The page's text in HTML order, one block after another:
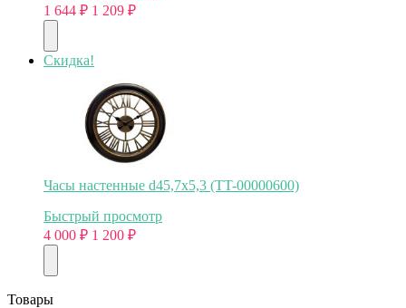
1 644 ₽ 1 209 ₽
Скидка!
Часы настенные d45,7х5,3 (TT-00000600)
Быстрый просмотр
4 000 ₽ 1 200 ₽
Товары